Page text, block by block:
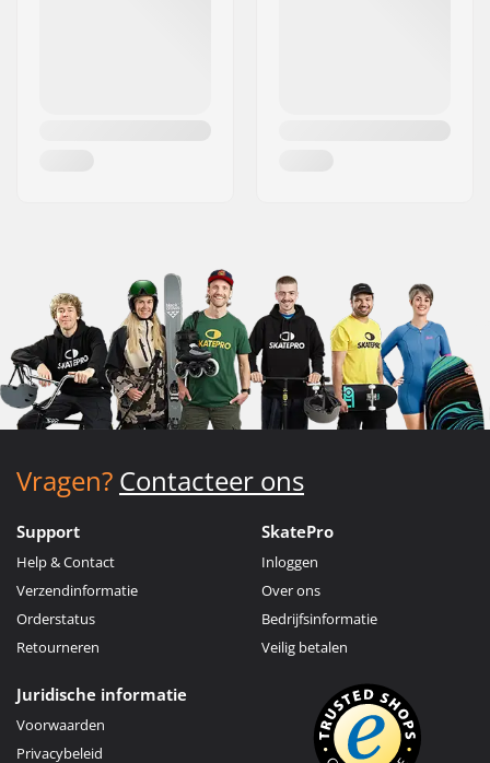
Vragen? Contacteer ons
Support
Help & Contact
Verzendinformatie
Orderstatus
Retourneren
SkatePro
Inloggen
Over ons
Bedrijfsinformatie
Veilig betalen
Juridische informatie
Voorwaarden
Privacybeleid